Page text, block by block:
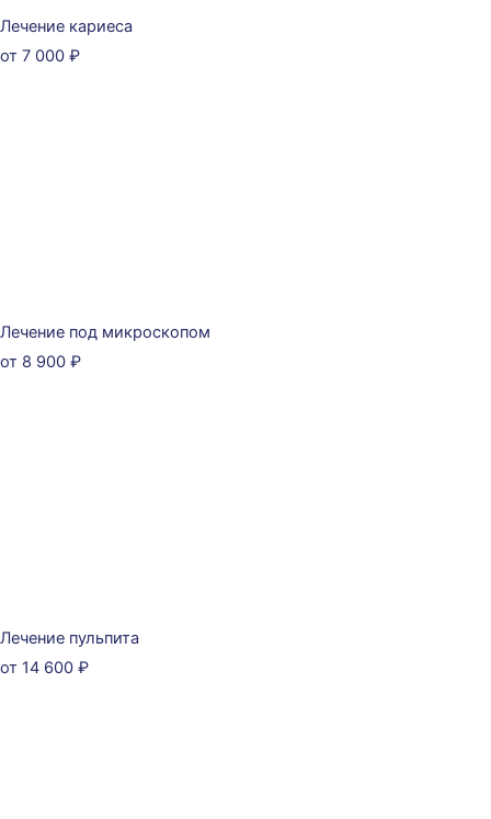
Лечение кариеса
от 7 000 ₽
Лечение под микроскопом
от 8 900 ₽
Лечение пульпита
от 14 600 ₽